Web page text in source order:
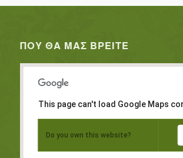
ΠΟΥ ΘΑ ΜΑΣ ΒΡΕΊΤΕ
This page can't load Google Maps
Do you own this website?